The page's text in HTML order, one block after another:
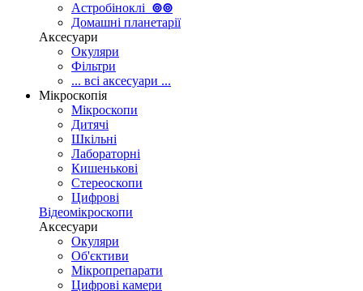
Астробіноклі ⊚⊚
Домашні планетарії
Аксесуари
Окуляри
Фільтри
... всі аксесуари ...
Мікроскопія
Мікроскопи
Дитячі
Шкільні
Лабораторні
Кишенькові
Стереоскопи
Цифрові
Відеомікроскопи
Аксесуари
Окуляри
Об'єктиви
Мікропрепарати
Цифрові камери